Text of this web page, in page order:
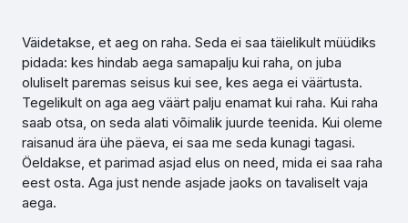
Väidetakse, et aeg on raha. Seda ei saa täielikult müüdiks
pidada: kes hindab aega samapalju kui raha, on juba
oluliselt paremas seisus kui see, kes aega ei väärtusta.
Tegelikult on aga aeg väärt palju enamat kui raha. Kui raha
saab otsa, on seda alati võimalik juurde teenida. Kui oleme
raisanud ära ühe päeva, ei saa me seda kunagi tagasi.
Öeldakse, et parimad asjad elus on need, mida ei saa raha
eest osta. Aga just nende asjade jaoks on tavaliselt vaja
aega.